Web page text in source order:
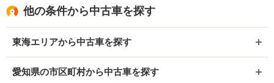
他の条件から中古車を探す
東海エリアから中古車を探す
愛知県の市区町村から中古車を探す